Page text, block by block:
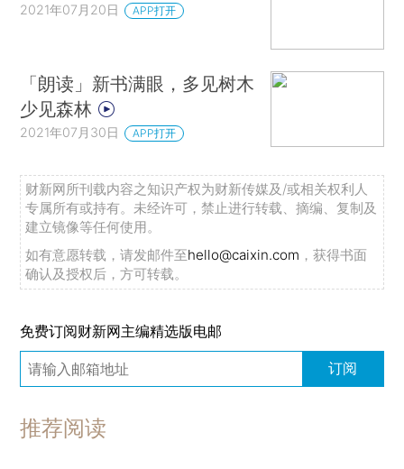
2021年07月20日 APP打开
「朗读」新书满眼，多见树木
少见森林
2021年07月30日 APP打开
财新网所刊载内容之知识产权为财新传媒及/或相关权利人
专属所有或持有。未经许可，禁止进行转载、摘编、复制及
建立镜像等任何使用。
如有意愿转载，请发邮件至hello@caixin.com ，获得书面
确认及授权后，方可转载。
免费订阅财新网主编精选版电邮
订阅
推荐阅读